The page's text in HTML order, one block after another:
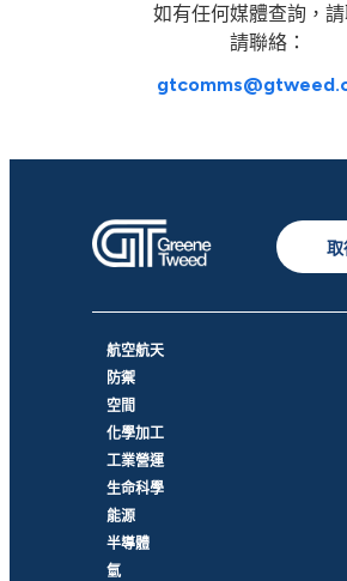
如有任何媒體查詢，
請聯絡：
取
航空航天
防禦
空間
化學加工
工業營運
生命科學
能源
半導體
氫